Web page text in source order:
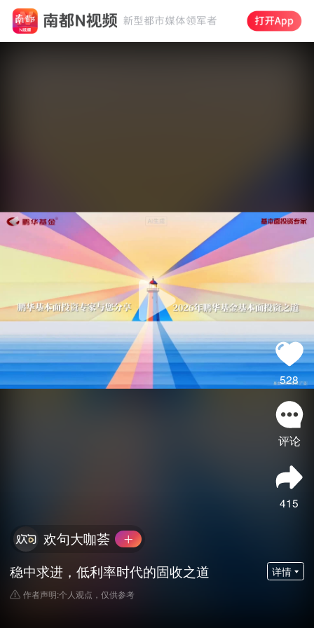
528
评论
415
欢句大咖荟
稳中求进，低利率时代的固收之道
详情
作者声明:个人观点，仅供参考